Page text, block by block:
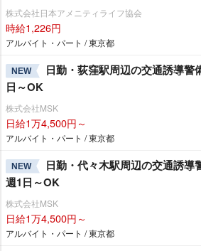
株式会社日本アメニティライフ協会
時給1,226円
アルバイト・パート / 東京都
NEW
日勤・荻窪駅周辺の交通誘導警
日～OK
株式会社MSK
日給1万4,500円～
アルバイト・パート / 東京都
NEW
日勤・代々木駅周辺の交通誘導
週1日～OK
株式会社MSK
日給1万4,500円～
アルバイト・パート / 東京都